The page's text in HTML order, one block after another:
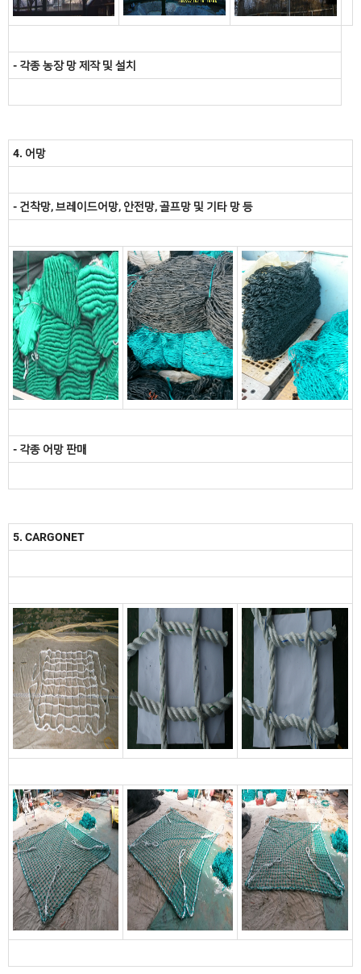
- 각종 농장 망 제작 및 설치
4. 어망
- 건착망, 브레이드어망, 안전망, 골프망 및 기타 망 등
- 각종 어망 판매
5. CARGONET